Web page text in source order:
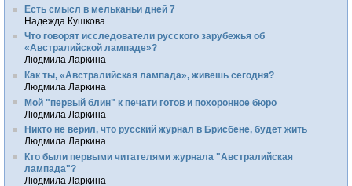
Есть смысл в мельканьи дней 7
Надежда Кушкова
Что говорят исследователи русского зарубежья об
«Австралийской лампаде»?
Людмила Ларкина
Как ты, «Австралийская лампада», живешь сегодня?
Людмила Ларкина
Мой "первый блин" к печати готов и похоронное бюро
Людмила Ларкина
Никто не верил, что русский журнал в Брисбене, будет жить
Людмила Ларкина
Кто были первыми читателями журнала "Австралийская
лампада"?
Людмила Ларкина